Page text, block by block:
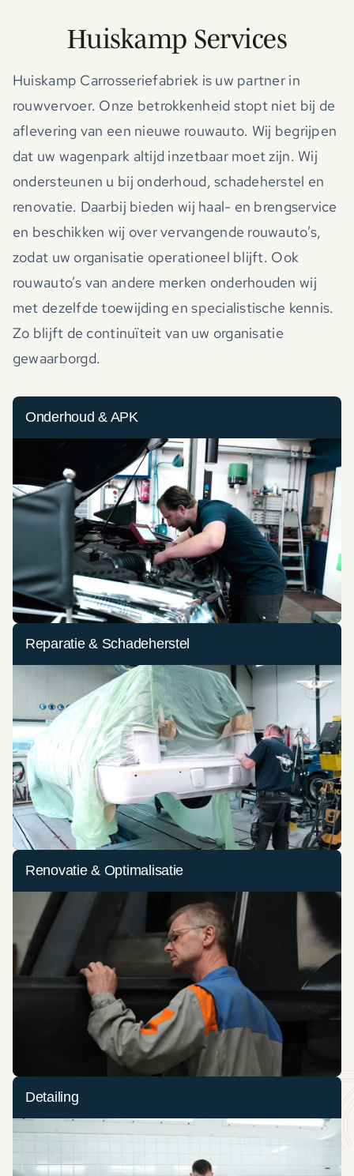
Huiskamp Services
Huiskamp Carrosseriefabriek is uw partner in
rouwvervoer. Onze betrokkenheid stopt niet bij de
aflevering van een nieuwe rouwauto. Wij begrijpen
dat uw wagenpark altijd inzetbaar moet zijn. Wij
ondersteunen u bij onderhoud, schadeherstel en
renovatie. Daarbij bieden wij haal- en brengservice
en beschikken wij over vervangende rouwauto’s,
zodat uw organisatie operationeel blijft. Ook
rouwauto’s van andere merken onderhouden wij
met dezelfde toewijding en specialistische kennis.
Zo blijft de continuïteit van uw organisatie
gewaarborgd.
Onderhoud & APK
Reparatie & Schadeherstel
Renovatie & Optimalisatie
Detailing